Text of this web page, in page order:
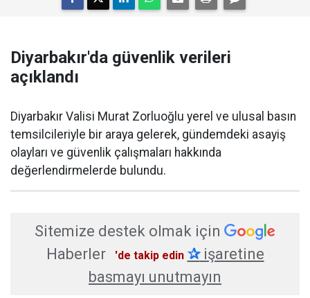
Diyarbakır'da güvenlik verileri
açıklandı
Diyarbakır Valisi Murat Zorluoğlu yerel ve ulusal basın
temsilcileriyle bir araya gelerek, gündemdeki asayiş
olayları ve güvenlik çalışmaları hakkında
değerlendirmelerde bulundu.
Sitemize destek olmak için
Haberler
'de takip edin ✰işaretine
basmayı unutmayın